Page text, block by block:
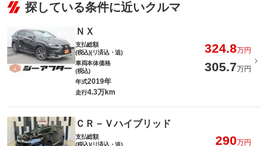
探している条件に近いクルマ
ＮＸ
支払総額
(税込)(リ済込・追)
324.8万円
車両本体価格
(税込)
305.7万円
年式2019年
走行4.3万km
ＣＲ－Ｖハイブリッド
支払総額
(税込)(リ済込・追)
290万円